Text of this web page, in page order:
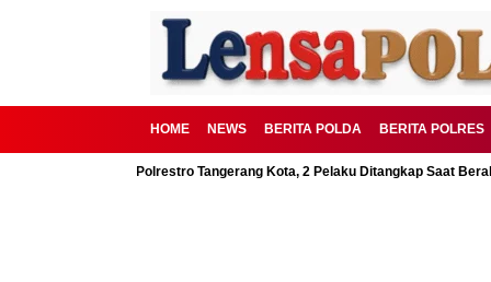
HOME NEWS BERITA POLDA BERITA POLRES
Polrestro Tangerang Kota, 2 Pelaku Ditangkap Saat Beraksi